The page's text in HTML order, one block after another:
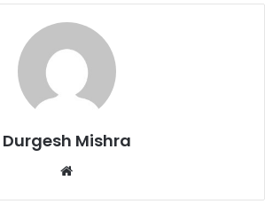
Durgesh Mishra
Website